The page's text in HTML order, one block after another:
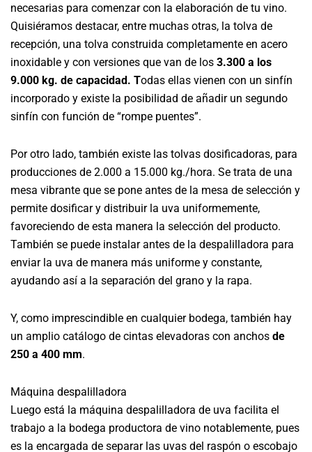
necesarias para comenzar con la elaboración de tu vino.
Quisiéramos destacar, entre muchas otras, la tolva de
recepción, una tolva construida completamente en acero
inoxidable y con versiones que van de los 3.300 a los
9.000 kg. de capacidad. Todas ellas vienen con un sinfín
incorporado y existe la posibilidad de añadir un segundo
sinfín con función de “rompe puentes”.
Por otro lado, también existe las tolvas dosificadoras, para
producciones de 2.000 a 15.000 kg./hora. Se trata de una
mesa vibrante que se pone antes de la mesa de selección y
permite dosificar y distribuir la uva uniformemente,
favoreciendo de esta manera la selección del producto.
También se puede instalar antes de la despalilladora para
enviar la uva de manera más uniforme y constante,
ayudando así a la separación del grano y la rapa.
Y, como imprescindible en cualquier bodega, también hay
un amplio catálogo de cintas elevadoras con anchos de
250 a 400 mm.
Máquina despalilladora
Luego está la máquina despalilladora de uva facilita el
trabajo a la bodega productora de vino notablemente, pues
es la encargada de separar las uvas del raspón o escobajo